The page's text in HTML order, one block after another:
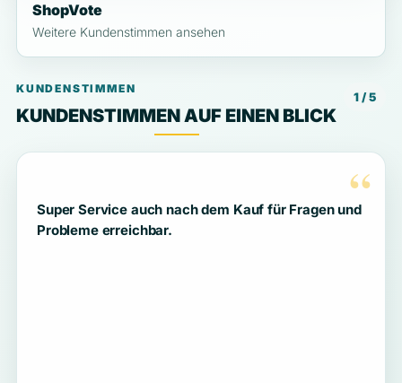
ShopVote
Weitere Kundenstimmen ansehen
KUNDENSTIMMEN
KUNDENSTIMMEN AUF EINEN BLICK
1 / 5
“
Super Service auch nach dem Kauf für Fragen und
Probleme erreichbar.